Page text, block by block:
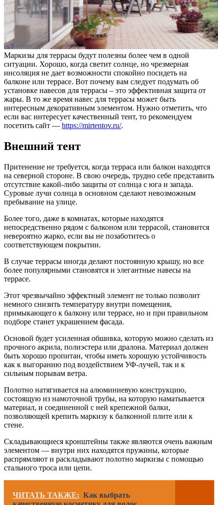
Маркизы для террасы будут полезны более чем в одной
ситуации. Хорошо, когда светит солнце, но чрезмерная
инсоляция не дает возможности спокойно посидеть на
балконе или террасе. Вот почему вам следует подумать об
установке навесов для террасы – это эффективная защита от
жары. В то же время навес для террасы может быть
интересным декоративным элементом. Нужно отметить, что
если вас интересует качественный тент, то рекомендуем
посетить сайт — https://mirtentov.ru/.
Внешний тент
Притенение не требуется, когда терраса или балкон находятся
на северной стороне. В свою очередь, трудно себе представить
отсутствие какой-либо защиты от солнца с юга и запада.
Суровые лучи солнца в основном сделают невозможным
пребывание на улице.
Более того, даже в комнатах, которые находятся
непосредственно рядом с балконом или террасой, становится
невероятно жарко, если вы не позаботитесь о
соответствующем покрытии.
В случае террасы иногда делают постоянную крышу, но все
более популярными становятся и элегантные навесы на
террасе.
Этот чрезвычайно эффектный элемент не только позволит
немного снизить температуру внутри помещения,
примыкающего к балкону или террасе, но и при правильном
подборе станет украшением фасада.
Основой будет усиленная обшивка, которую можно сделать из
прочного акрила, полиэстера или дралона. Материал должен
быть хорошо пропитан, чтобы иметь хорошую устойчивость
как к выгоранию под воздействием УФ-лучей, так и к
сильным порывам ветра.
Полотно натягивается на алюминиевую конструкцию,
состоящую из намоточной трубы, на которую наматывается
материал, и соединенной с ней крепежной балки,
позволяющей крепить маркизу к балконной плите или к
стене.
Складывающиеся кронштейны также являются очень важным
элементом — внутри них находятся пружины, которые
распрямляют и раскладывают полотно маркизы с помощью
стального троса или цепи.
ЧИТАТЬ ТАКЖЕ: Как выбрать